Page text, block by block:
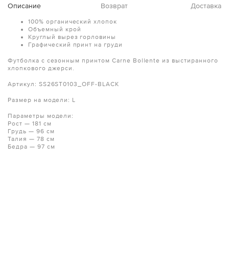
Описание Возврат Доставка
100% органический хлопок
Объемный крой
Круглый вырез горловины
Графический принт на груди
Футболка с сезонным принтом Carne Bollente из выстиранного
хлопкового джерси.
Артикул: SS26ST0103_OFF-BLACK
Размер на модели: L
Параметры модели:
Рост — 181 см
Грудь — 96 см
Талия — 78 см
Бедра — 97 см